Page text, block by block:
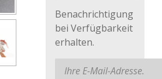
Benachrichtigung
bei Verfügbarkeit
erhalten.